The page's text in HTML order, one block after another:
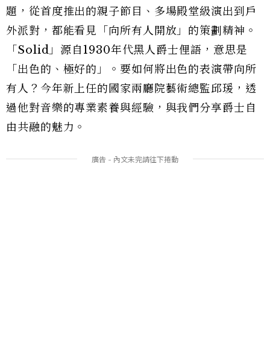
題，從首度推出的親子節目、多場殿堂級演出到戶
外派對，都能看見「向所有人開放」的策劃精神。
「Solid」源自1930年代黑人爵士俚語，意思是
「出色的、極好的」。要如何將出色的表演帶向所
有人？今年新上任的國家兩廳院藝術總監邱瑗，透
過他對音樂的專業素養與經驗，與我們分享爵士自
由共融的魅力。